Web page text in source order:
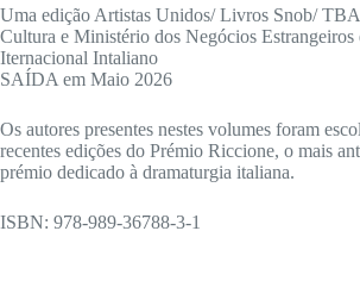
Uma edição Artistas Unidos/ Livros Snob/
Cultura e Ministério dos Negócios Estrangeiros
Iternacional Intaliano
SAÍDA em Maio 2026
Os autores presentes nestes volumes foram
recentes edições do Prémio Riccione, o mais
prémio dedicado à dramaturgia italiana.
ISBN: 978-989-36788-3-1